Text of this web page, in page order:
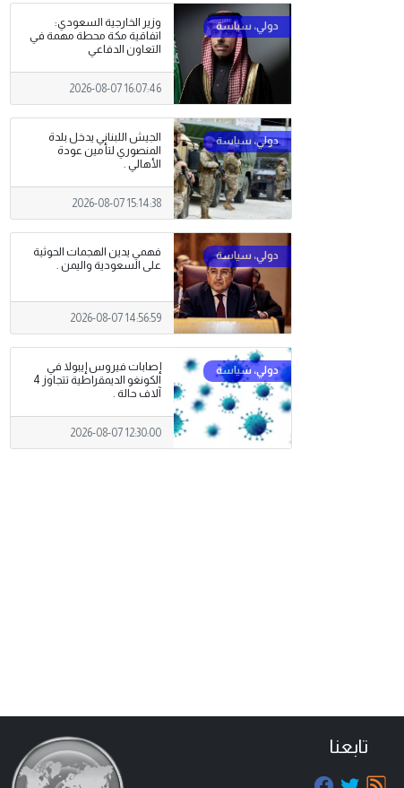
وزير الخارجية السعودي:
اتفاقية مكة محطة مهمة في
التعاون الدفاعي
2026-08-07 16:07:46
الجيش اللبناني يدخل بلدة
المنصوري لتأمين عودة
الأهالي .
2026-08-07 15:14:38
فهمي يدين الهجمات الحوثية
على السعودية واليمن .
2026-08-07 14:56:59
إصابات فيروس إيبولا في
الكونغو الديمقراطية تتجاوز 4
آلاف حالة .
2026-08-07 12:30:00
تابعنا